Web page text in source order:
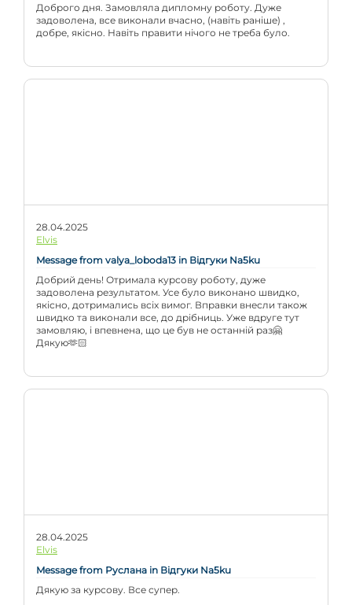
Доброго дня. Замовляла дипломну роботу. Дуже
задоволена, все виконали вчасно, (навіть раніше) ,
добре, якісно. Навіть правити нічого не треба було.
28.04.2025
Elvis
Message from valya_loboda13 in Відгуки Na5ku
Добрий день! Отримала курсову роботу, дуже
задоволена результатом. Усе було виконано швидко,
якісно, дотримались всіх вимог. Вправки внесли також
швидко та виконали все, до дрібниць. Уже вдруге тут
замовляю, і впевнена, що це був не останній раз🤗
Дякую🫶🏻
28.04.2025
Elvis
Message from Руслана in Відгуки Na5ku
Дякую за курсову. Все супер.